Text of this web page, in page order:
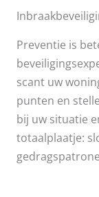
Preventie is
scant uw
punten en
bij uw situatie
totaalplaatje: